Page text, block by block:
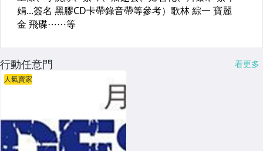
行動任意門 看更多
人氣賣家